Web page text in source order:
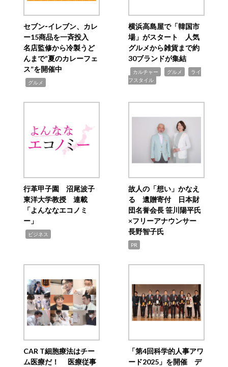
セブン‐イレブン、カレ
ー15商品を一斉投入
名店監修から冷製うど
んまで“夏のカレーフェ
ス”を開催中
グルメ
横浜高島屋で「韓国市
場」がスタート 人気
グルメから雑貨まで約
30ブランドが集結
カルチャー グルメ
ライ
フスタイル
行革甲子園 沼尾波子
東洋大学教授 連載
「よんななエコノミ
ー」
ビジネス
故人の「想い」かなえ
る 遺贈寄付 日本財
団名誉会長 笹川陽平氏
×フリーアナウンサー
長野智子氏
PR
CAR T細胞療法はチー
ム医療だ！ 医療従事
「第4回科学的人事アワ
ード2025」を開催 デ